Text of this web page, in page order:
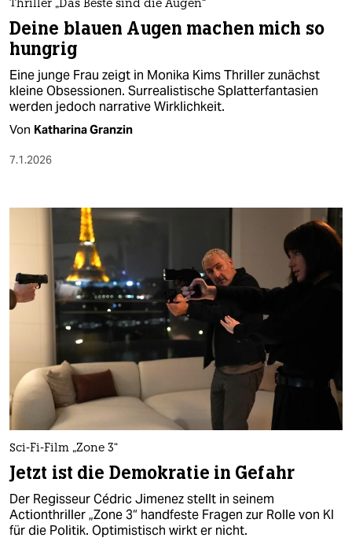
Thriller „Das Beste sind die Augen“
Deine blauen Augen machen mich so
hungrig
Eine junge Frau zeigt in Monika Kims Thriller zunächst
kleine Obsessionen. Surrealistische Splatterfantasien
werden jedoch narrative Wirklichkeit.
Von Katharina Granzin
7.1.2026
Sci-Fi-Film „Zone 3“
Jetzt ist die Demokratie in Gefahr
Der Regisseur Cédric Jimenez stellt in seinem
Actionthriller „Zone 3“ handfeste Fragen zur Rolle von KI
für die Politik. Optimistisch wirkt er nicht.